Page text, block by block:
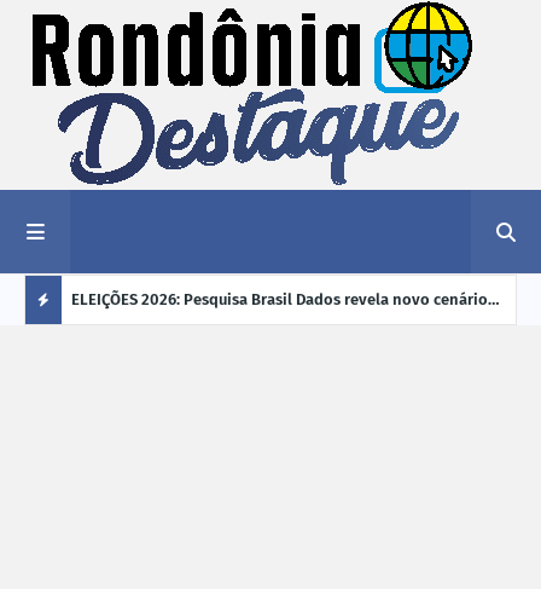
a mais ELEIÇÕES 2026: Pesquisa Brasil Dados revela novo cenário